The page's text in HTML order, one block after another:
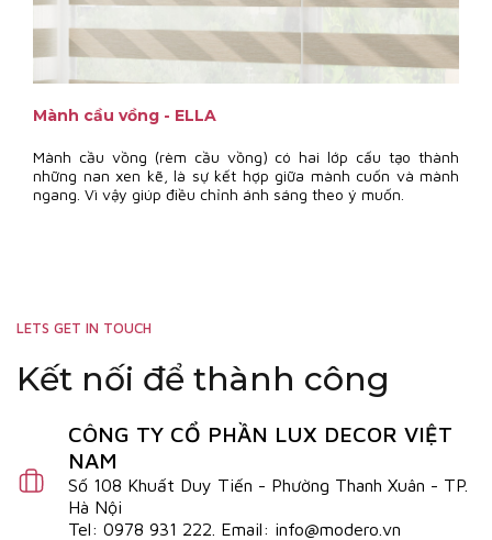
Mành cầu vồng - ELLA
Mành cầu vồng (rèm cầu vồng) có hai lớp cấu tạo thành
những nan xen kẽ, là sự kết hợp giữa mành cuốn và mành
ngang. Vì vậy giúp điều chỉnh ánh sáng theo ý muốn.
LETS GET IN TOUCH
Kết nối để thành công
CÔNG TY CỔ PHẦN LUX DECOR VIỆT
NAM
Số 108 Khuất Duy Tiến - Phường Thanh Xuân - TP.
Hà Nội
Tel: 0978 931 222. Email: info@modero.vn